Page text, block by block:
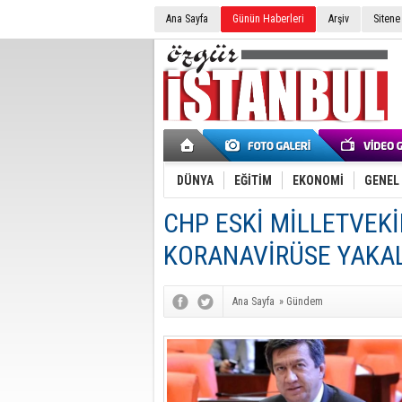
Ana Sayfa Günün Haberleri Arşiv
DÜNYA EĞİTİM EKONOMİ GENEL
CHP ESKİ
KORANAVİRÜSE
Ana Sayfa » Gündem